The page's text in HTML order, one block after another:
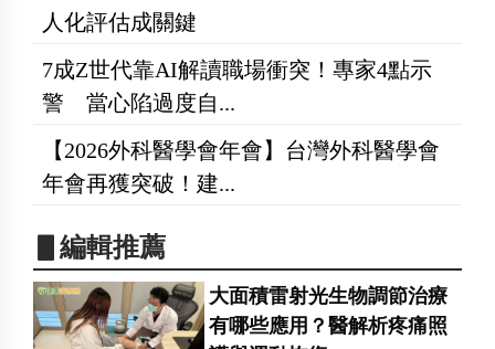
人化評估成關鍵
7成Z世代靠AI解讀職場衝突！專家4點示
警 當心陷過度自...
【2026外科醫學會年會】台灣外科醫學會
年會再獲突破！建...
▋編輯推薦
大面積雷射光生物調節治療
有哪些應用？醫解析疼痛照